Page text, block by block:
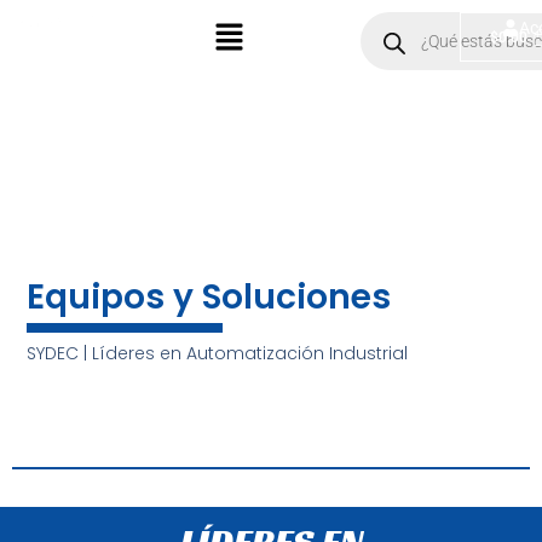
Menú
search
$0.00
Equipos y Soluciones
SYDEC | Líderes en Automatización Industrial